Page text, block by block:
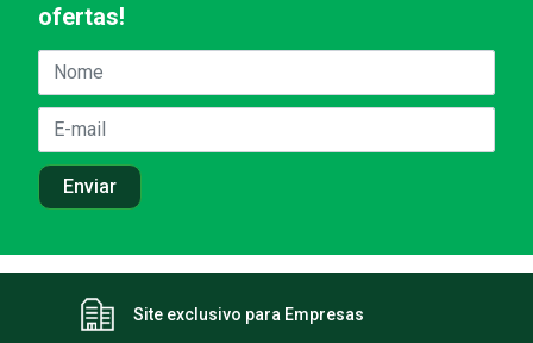
ofertas!
Site exclusivo para Empresas